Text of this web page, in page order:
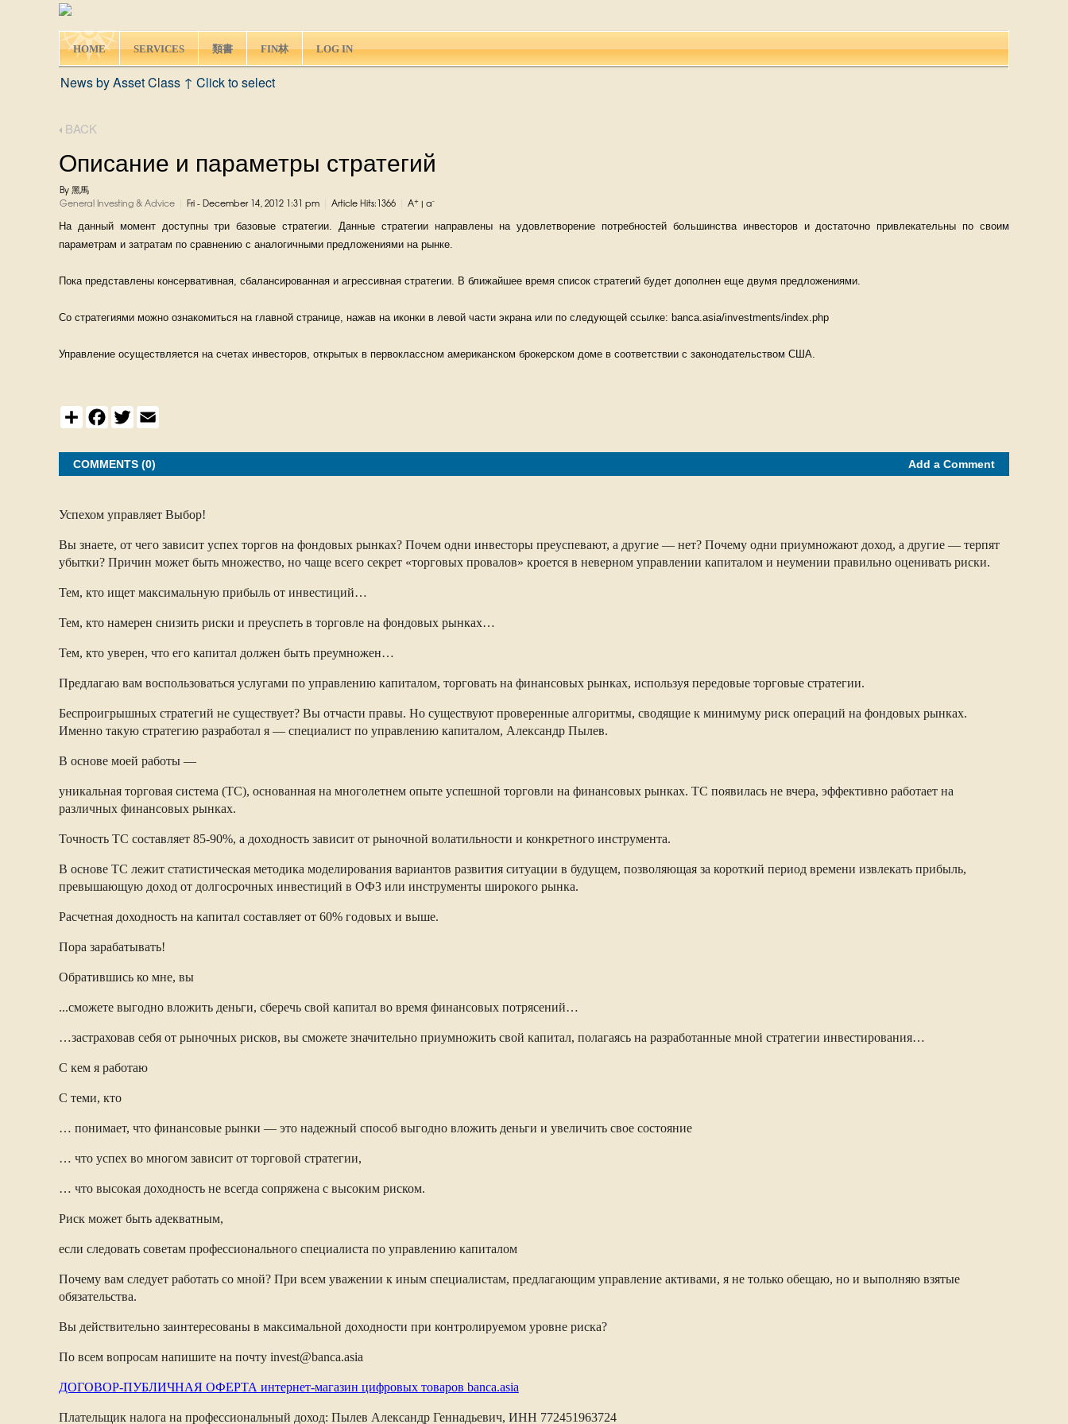
HOME SERVICES 類書 FIN林 LOG IN
News by Asset Class ↑ Click to select
BACK
Описание и параметры стратегий
By 黑馬
General Investing & Advice
Fri - December 14, 2012 1:31 pm Article Hits:1366 A+| a-
На данный момент доступны три базовые стратегии. Данные стратегии направлены на удовлетворение потребностей большинства инвесторов и достаточно привлекательны по своим
параметрам и затратам по сравнению с аналогичными предложениями на рынке.
Пока представлены консервативная, сбалансированная и агрессивная стратегии. В ближайшее время список стратегий будет дополнен еще двумя предложениями.
Со стратегиями можно ознакомиться на главной странице, нажав на иконки в левой части экрана или по следующей ссылке: banca.asia/investments/index.php
Управление осуществляется на счетах инвесторов, открытых в первоклассном американском брокерском доме в соответствии с законодательством США.
h
r
F
a
e
b
o
T
w
t
t
e
E
m
i
l
COMMENTS (0) Add a Comment
Успехом управляет Выбор!
Вы знаете, от чего зависит успех торгов на фондовых рынках? Почем одни инвесторы преуспевают, а другие — нет? Почему одни приумножают доход, а другие — терпят
убытки? Причин может быть множество, но чаще всего секрет «торговых провалов» кроется в неверном управлении капиталом и неумении правильно оценивать риски.
Тем, кто ищет максимальную прибыль от инвестиций…
Тем, кто намерен снизить риски и преуспеть в торговле на фондовых рынках…
Тем, кто уверен, что его капитал должен быть преумножен…
Предлагаю вам воспользоваться услугами по управлению капиталом, торговать на финансовых рынках, используя передовые торговые стратегии.
Беспроигрышных стратегий не существует? Вы отчасти правы. Но существуют проверенные алгоритмы, сводящие к минимуму риск операций на фондовых рынках.
Именно такую стратегию разработал я — специалист по управлению капиталом, Александр Пылев.
В основе моей работы —
уникальная торговая система (ТС), основанная на многолетнем опыте успешной торговли на финансовых рынках. ТС появилась не вчера, эффективно работает на
различных финансовых рынках.
Точность ТС составляет 85-90%, а доходность зависит от рыночной волатильности и конкретного инструмента.
В основе ТС лежит статистическая методика моделирования вариантов развития ситуации в будущем, позволяющая за короткий период времени извлекать прибыль,
превышающую доход от долгосрочных инвестиций в ОФЗ или инструменты широкого рынка.
Расчетная доходность на капитал составляет от 60% годовых и выше.
Пора зарабатывать!
Обратившись ко мне, вы
...сможете выгодно вложить деньги, сберечь свой капитал во время финансовых потрясений…
…застраховав себя от рыночных рисков, вы сможете значительно приумножить свой капитал, полагаясь на разработанные мной стратегии инвестирования…
С кем я работаю
С теми, кто
… понимает, что финансовые рынки — это надежный способ выгодно вложить деньги и увеличить свое состояние
… что успех во многом зависит от торговой стратегии,
… что высокая доходность не всегда сопряжена с высоким риском.
Риск может быть адекватным,
если следовать советам профессионального специалиста по управлению капиталом
Почему вам следует работать со мной? При всем уважении к иным специалистам, предлагающим управление активами, я не только обещаю, но и выполняю взятые
обязательства.
Вы действительно заинтересованы в максимальной доходности при контролируемом уровне риска?
По всем вопросам напишите на почту invest@banca.asia
ДОГОВОР-ПУБЛИЧНАЯ ОФЕРТА интернет-магазин цифровых товаров banca.asia
Плательщик налога на профессиональный доход: Пылев Александр Геннадьевич, ИНН 772451963724